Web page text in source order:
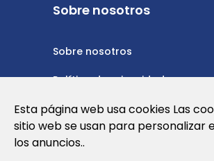
Sobre nosotros
Sobre nosotros
Política de privacidad
Política de cookies
Nota Legal y Condiciones de
Esta página web usa cookies Las
sitio web se usan para personalizar
los anuncios..